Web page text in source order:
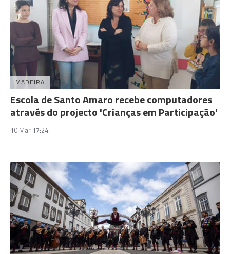
MADEIRA
Escola de Santo Amaro recebe computadores
através do projecto 'Crianças em Participação'
10 Mar 17:24